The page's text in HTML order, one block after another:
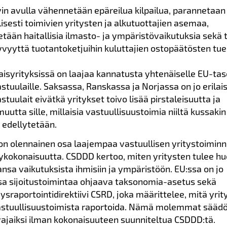
avulla vähennetään epäreilua kilpailua, parannetaan
toimivien yritysten ja alkutuottajien asemaa,
haitallisia ilmasto- ja ympäristövaikutuksia sekä
tuotantoketjuihin kuluttajien ostopäätösten
on laajaa kannatusta yhtenäiselle EU-
Saksassa, Ranskassa ja Norjassa on jo
eivätkä yritykset toivo lisää pirstaleisuutta ja
sille, millaisia vastuullisuustoimia niiltä kussakin
edellytetään.
on olennainen osa laajempaa vastuullisen
CSDDD kertoo, miten yritysten tulee
vaikutuksista ihmisiin ja ympäristöön. EU:ssa on jo
sijoitustoimintaa ohjaava taksonomia-asetus sekä
CSRD, joka määrittelee, mitä
raportoida. Nämä molemmat
ilman kokonaisuuteen suunniteltua CSDDD:tä.